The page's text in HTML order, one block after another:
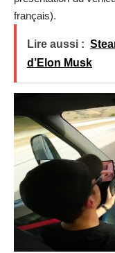
français).
Lire aussi :
d’Elon Musk